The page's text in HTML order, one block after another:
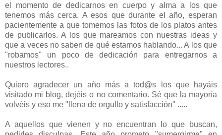
el momento de dedicarnos en cuerpo y alma a los que
tenemos más cerca. A esos que durante el año, esperan
pacientemente a que tomemos las fotos de los platos antes
de publicarlos. A los que mareamos con nuestras ideas y
que a veces no saben de qué estamos hablando... A los que
"robamos" un poco de dedicación para entregarnos a
nuestros lectores..
Quiero agradecer un año más a tod@s los que hayáis
visitado mi blog, dejéis o no comentario. Sé que la mayoría
volvéis y eso me "llena de orgullo y satisfacción" .....
A aquellos que vienen y no encuentran lo que buscan,